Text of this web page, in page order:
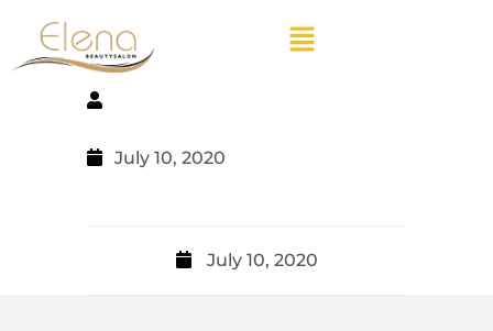
July 10, 2020
July 10, 2020